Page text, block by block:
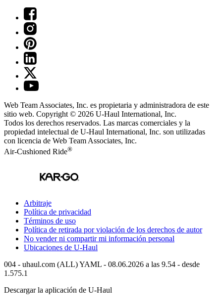
Web Team Associates, Inc. es propietaria y administradora de este
sitio web. Copyright © 2026 U-Haul International, Inc.
Todos los derechos reservados. Las marcas comerciales y la
propiedad intelectual de U-Haul International, Inc. son utilizadas
con licencia de Web Team Associates, Inc.
Air-Cushioned Ride®
Arbitraje
Política de privacidad
Términos de uso
Política de retirada por violación de los derechos de autor
No vender ni compartir mi información personal
Ubicaciones de U-Haul
004 - uhaul.com (ALL) YAML - 08.06.2026 a las 9.54 - desde
1.575.1
Descargar la aplicación de U-Haul